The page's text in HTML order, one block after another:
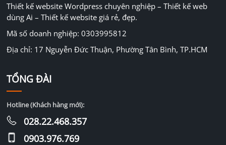
Thiết kế website Wordpress chuyên nghiệp – Thiết kế web
dùng Ai – Thiết kế website giá rẻ, đẹp.
Mã số doanh nghiệp: 0303995812
Địa chỉ: 17 Nguyễn Đức Thuận, Phường Tân Bình, TP.HCM
TỔNG ĐÀI
Hotline (Khách hàng mới):
028.22.468.357
0903.976.769